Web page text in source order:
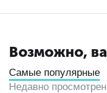
Возможно,
Самые популярные
Недавно